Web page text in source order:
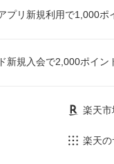
プリ新規利用で1,000ポ
新規入会で2,000ポイン
楽天
楽天